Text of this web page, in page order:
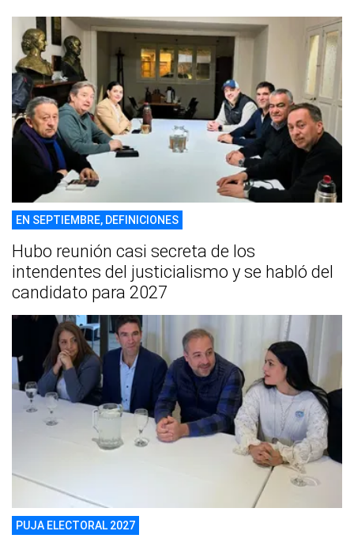
EN SEPTIEMBRE, DEFINICIONES
Hubo reunión casi secreta de los
intendentes del justicialismo y se habló del
candidato para 2027
PUJA ELECTORAL 2027